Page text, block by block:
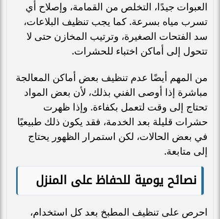
العبوات جيدًا، التخلص من القمامة، وإصلاح أي
تسرب مياه بسرعة. كما يجب تنظيف البلاعات،
سد الفتحات الصغيرة، وترتيب المخازن حتى لا
تتحول إلى أماكن اختباء للحشرات.
من المهم أيضًا عدم تنظيف بعض أماكن المعالجة
مباشرة إذا أوصى الفني بذلك، لأن بعض المواد
تحتاج إلى وقت لتعمل بكفاءة. وإذا ظهرت
حشرات قليلة بعد الخدمة، فقد يكون ذلك طبيعيًا
في بعض الحالات، لكن استمرار الظهور يحتاج
إلى متابعة.
نصائح يومية للحفاظ على المنزل
احرص على تنظيف المطبخ بعد كل استخدام،